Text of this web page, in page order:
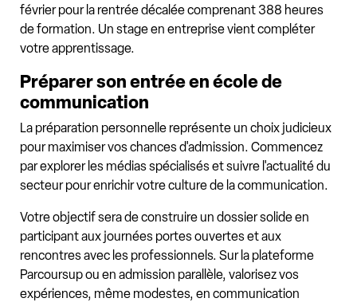
février pour la rentrée décalée comprenant 388 heures
de formation. Un stage en entreprise vient compléter
votre apprentissage.
Préparer son entrée en école de
communication
La préparation personnelle représente un choix judicieux
pour maximiser vos chances d'admission. Commencez
par explorer les médias spécialisés et suivre l'actualité du
secteur pour enrichir votre culture de la communication.
Votre objectif sera de construire un dossier solide en
participant aux journées portes ouvertes et aux
rencontres avec les professionnels. Sur la plateforme
Parcoursup ou en admission parallèle, valorisez vos
expériences, même modestes, en communication